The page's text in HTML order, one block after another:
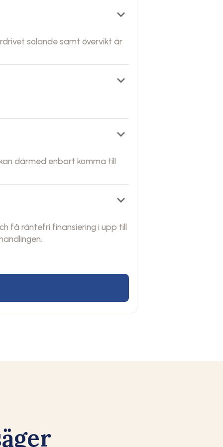
keyboard_arrow_down
solande samt övervikt är
keyboard_arrow_down
keyboard_arrow_down
därmed enbart komma till
keyboard_arrow_down
få räntefri finansiering i upp till